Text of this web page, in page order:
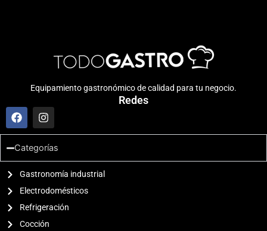
Equipamiento gastronómico de calidad para tu negocio.
Redes
F
a
c
e
b
o
o
k
I
n
s
t
a
g
r
a
m
Categorías
Gastronomía industrial
Electrodomésticos
Refrigeración
Cocción